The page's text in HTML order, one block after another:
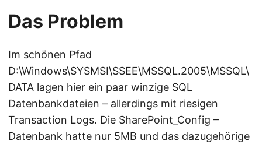
Das Problem
Im schönen Pfad
D:\Windows\SYSMSI\SSEE\MSSQL.2005\MSSQL\
DATA lagen hier ein paar winzige SQL
Datenbankdateien – allerdings mit riesigen
Transaction Logs. Die SharePoint_Config –
Datenbank hatte nur 5MB und das dazugehörige